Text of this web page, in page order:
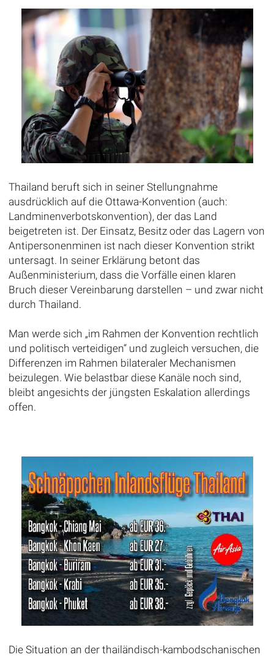
Thailand beruft sich in seiner Stellungnahme
ausdrücklich auf die Ottawa-Konvention (auch:
Landminenverbotskonvention), der das Land
beigetreten ist. Der Einsatz, Besitz oder das Lagern von
Antipersonenminen ist nach dieser Konvention strikt
untersagt. In seiner Erklärung betont das
Außenministerium, dass die Vorfälle einen klaren
Bruch dieser Vereinbarung darstellen – und zwar nicht
durch Thailand.
Man werde sich „im Rahmen der Konvention rechtlich
und politisch verteidigen“ und zugleich versuchen, die
Differenzen im Rahmen bilateraler Mechanismen
beizulegen. Wie belastbar diese Kanäle noch sind,
bleibt angesichts der jüngsten Eskalation allerdings
offen.
Die Situation an der thailändisch-kambodschanischen